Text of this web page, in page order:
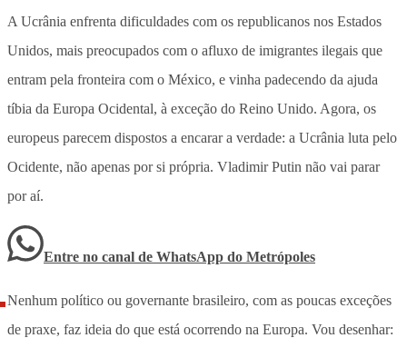
A Ucrânia enfrenta dificuldades com os republicanos nos Estados
Unidos, mais preocupados com o afluxo de imigrantes ilegais que
entram pela fronteira com o México, e vinha padecendo da ajuda
tíbia da Europa Ocidental, à exceção do Reino Unido. Agora, os
europeus parecem dispostos a encarar a verdade: a Ucrânia luta pelo
Ocidente, não apenas por si própria. Vladimir Putin não vai parar
por aí.
Entre no canal de WhatsApp do Metrópoles
Nenhum político ou governante brasileiro, com as poucas exceções
de praxe, faz ideia do que está ocorrendo na Europa. Vou desenhar: